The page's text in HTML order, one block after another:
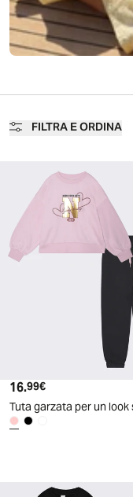
FILTRA E ORDINA
Prezzo attuale
16.99€